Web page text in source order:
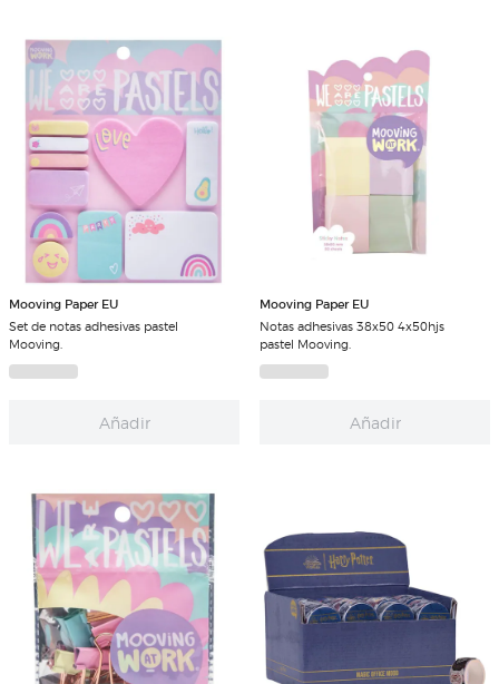
Mooving Paper EU
Set de notas adhesivas pastel
Mooving.
Añadir
Mooving Paper EU
Notas adhesivas 38x50 4x50hjs
pastel Mooving.
Añadir